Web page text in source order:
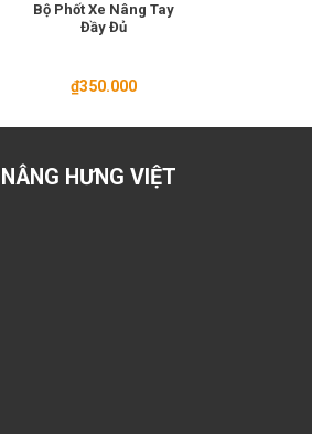
Bộ Phốt Xe Nâng Tay
Đầy Đủ
₫350.000
HƯNG VIỆT